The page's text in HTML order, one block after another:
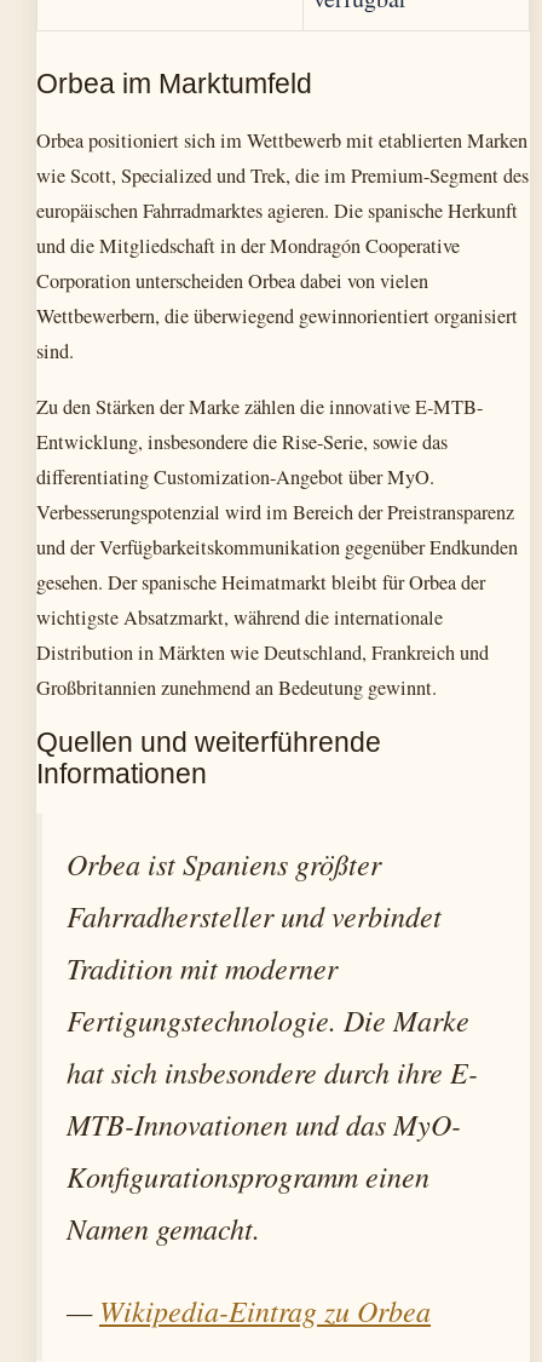
Orbea im Marktumfeld
Orbea positioniert sich im Wettbewerb mit etablierten Marken
wie Scott, Specialized und Trek, die im Premium-Segment des
europäischen Fahrradmarktes agieren. Die spanische Herkunft
und die Mitgliedschaft in der Mondragón Cooperative
Corporation unterscheiden Orbea dabei von vielen
Wettbewerbern, die überwiegend gewinnorientiert organisiert
sind.
Zu den Stärken der Marke zählen die innovative E-MTB-
Entwicklung, insbesondere die Rise-Serie, sowie das
differentiating Customization-Angebot über MyO.
Verbesserungspotenzial wird im Bereich der Preistransparenz
und der Verfügbarkeitskommunikation gegenüber Endkunden
gesehen. Der spanische Heimatmarkt bleibt für Orbea der
wichtigste Absatzmarkt, während die internationale
Distribution in Märkten wie Deutschland, Frankreich und
Großbritannien zunehmend an Bedeutung gewinnt.
Quellen und weiterführende
Informationen
Orbea ist Spaniens größter
Fahrradhersteller und verbindet
Tradition mit moderner
Fertigungstechnologie. Die Marke
hat sich insbesondere durch ihre E-
MTB-Innovationen und das MyO-
Konfigurationsprogramm einen
Namen gemacht.
—Wikipedia-Eintrag zu Orbea